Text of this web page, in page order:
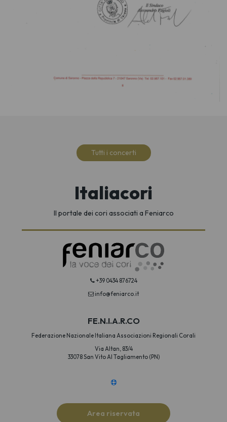
Tutti i concerti
Italiacori
Il portale dei cori associati a Feniarco
+39 0434 876724
info@feniarco.it
FE.N.I.A.R.CO
Federazione Nazionale Italiana Associazioni Regionali Corali
Via Altan, 83/4
33078 San Vito Al Tagliamento (PN)
Area riservata